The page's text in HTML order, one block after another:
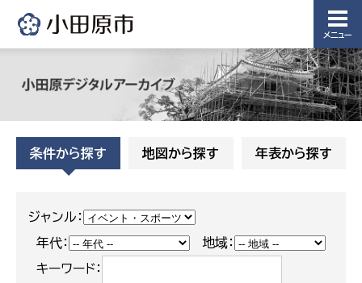
メニュー
条件から探す 地図から探す 年表から探す
ジャンル：
年代：
地域：
キーワード：